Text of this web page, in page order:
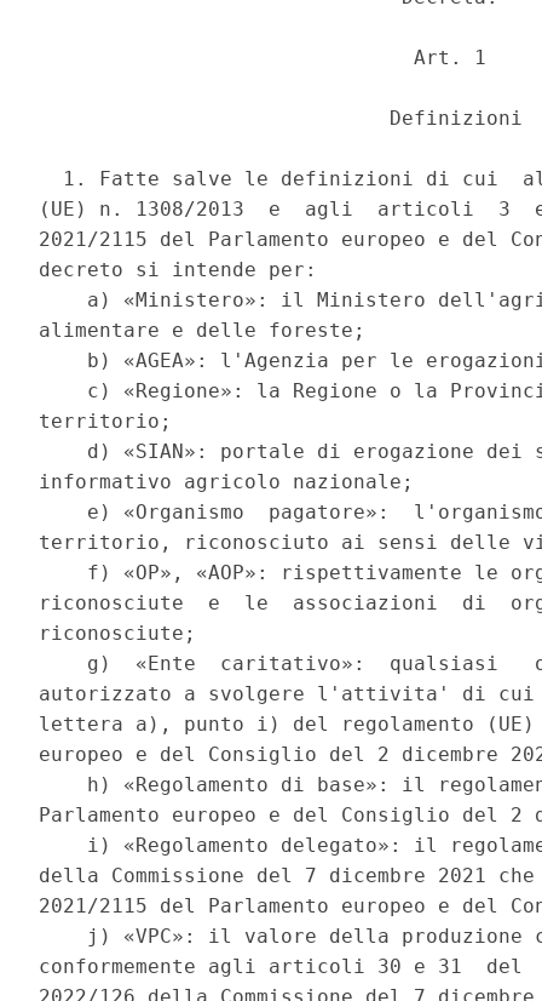
                               Art. 1
                             Definizioni
1. Fatte salve le definizioni di cui
(UE) n. 1308/2013  e  agli  articoli  3
2021/2115 del Parlamento europeo e del
decreto si intende per:
a) «Ministero»: il Ministero
alimentare e delle foreste;
b) «AGEA»: l'Agenzia per le
c) «Regione»: la Regione o la
territorio;
d) «SIAN»: portale di erogazione dei
informativo agricolo nazionale;
e) «Organismo  pagatore»:
territorio, riconosciuto ai sensi delle
f) «OP», «AOP»: rispettivamente le
riconosciute  e  le  associazioni  di
riconosciute;
g)  «Ente  caritativo»:  qualsiasi
autorizzato a svolgere l'attivita' di
lettera a), punto i) del regolamento (UE)
europeo e del Consiglio del 2 dicembre
h) «Regolamento di base»: il
Parlamento europeo e del Consiglio del 2
i) «Regolamento delegato»: il
della Commissione del 7 dicembre 2021
2021/2115 del Parlamento europeo e del
j) «VPC»: il valore della produzione
conformemente agli articoli 30 e 31  del